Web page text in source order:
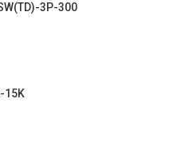
3P-300
15K